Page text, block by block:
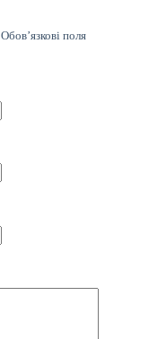
Обов’язкові поля